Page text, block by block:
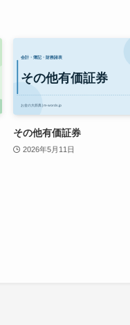
その他有価証券
2026年5月11日